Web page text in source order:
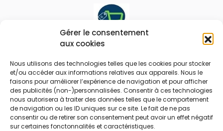
Gérer le consentement
aux cookies
Nous utilisons des technologies telles que les cookies pour stocker
et/ou accéder aux informations relatives aux appareils. Nous le
faisons pour améliorer l’expérience de navigation et pour afficher
des publicités (non-)personnalisées. Consentir à ces technologies
nous autorisera à traiter des données telles que le comportement
de navigation ou les ID uniques sur ce site. Le fait de ne pas
consentir ou de retirer son consentement peut avoir un effet négatif
sur certaines fonctonnalités et caractéristiques.
Le prix peut être réduit !
Mes Bons
FAQ
Qui sommes nous
Contactez-nous
Bonnes affaires
Code réduction
Bons plans
Soldes